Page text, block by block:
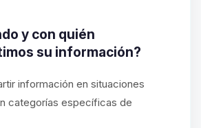
y con quién
su información?
información en situaciones
categorías específicas de